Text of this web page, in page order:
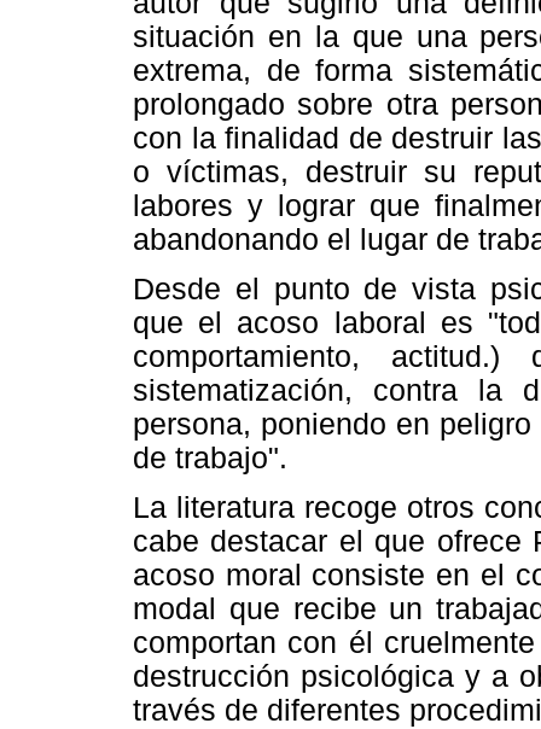
situación en la que una
extrema, de forma
prolongado sobre otra
con la finalidad de destruir
o víctimas, destruir su
labores y lograr que
abandonando el lugar de
Desde el punto de vista
que el acoso laboral es
comportamiento,
sistematización, contra la
persona, poniendo en
de trabajo".
La literatura recoge otros
cabe destacar el que ofrece
acoso moral consiste en el
modal que recibe un
comportan con él
destrucción psicológica y a
través de diferentes